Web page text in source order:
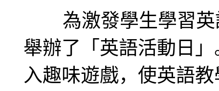
為激發學生學習英
舉辦了「英語活動日
入趣味遊戲，使英語